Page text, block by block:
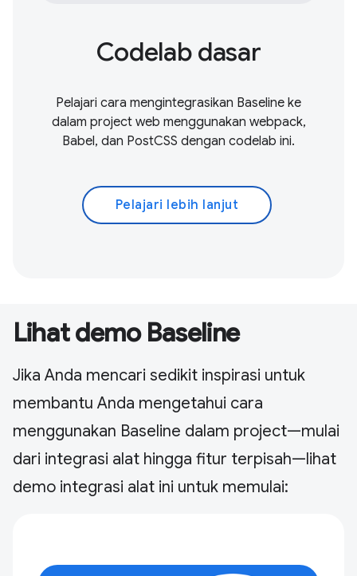
Codelab dasar
Pelajari cara mengintegrasikan Baseline ke
dalam project web menggunakan webpack,
Babel, dan PostCSS dengan codelab ini.
Pelajari lebih lanjut
Lihat demo Baseline
Jika Anda mencari sedikit inspirasi untuk
membantu Anda mengetahui cara
menggunakan Baseline dalam project—mulai
dari integrasi alat hingga fitur terpisah—lihat
demo integrasi alat ini untuk memulai: